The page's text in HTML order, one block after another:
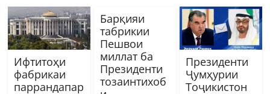
Ифтитоҳи
фабрикаи
паррандапар
Барқияи
табрикии
Пешвои
миллат ба
Президенти
тозаинтихоб
Президенти
Ҷумҳурии
Тоҷикистон